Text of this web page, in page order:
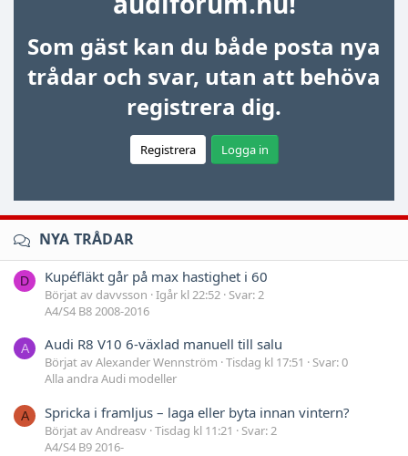
Som gäst kan du både posta nya
trådar och svar, utan att behöva
registrera dig.
Registrera Logga in
NYA TRÅDAR
D Kupéfläkt går på max hastighet i 60
Börjat av davvsson Igår kl 22:52 Svar: 2
A4/S4 B8 2008-2016
A Audi R8 V10 6-växlad manuell till salu
Börjat av Alexander Wennström Tisdag kl 17:51
Svar: 0
Alla andra Audi modeller
A Spricka i framljus – laga eller byta innan vintern?
Börjat av Andreasv Tisdag kl 11:21
Svar: 2
A4/S4 B9 2016-